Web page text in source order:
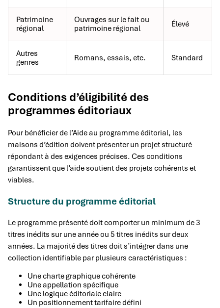
Patrimoine
régional
Ouvrages sur le fait ou
patrimoine régional
Élevé
Autres
genres
Romans, essais, etc. Standard
Conditions d’éligibilité des
programmes éditoriaux
Pour bénéficier de l’Aide au programme éditorial, les
maisons d’édition doivent présenter un projet structuré
répondant à des exigences précises. Ces conditions
garantissent que l’aide soutient des projets cohérents et
viables.
Structure du programme éditorial
Le programme présenté doit comporter un minimum de 3
titres inédits sur une année ou 5 titres inédits sur deux
années. La majorité des titres doit s’intégrer dans une
collection identifiable par plusieurs caractéristiques :
Une charte graphique cohérente
Une appellation spécifique
Une logique éditoriale claire
Un positionnement tarifaire défini